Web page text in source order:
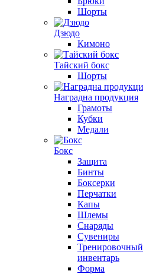
Шорты
Дзюдо
Кимоно
Тайский бокс
Шорты
Наградна продукция
Грамоты
Кубки
Медали
Бокс
Защита
Бинты
Боксерки
Перчатки
Капы
Шлемы
Снаряды
Сувениры
Тренировочный
инвентарь
Форма